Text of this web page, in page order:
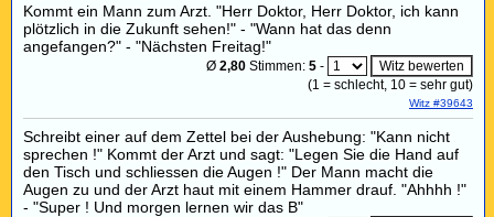
Kommt ein Mann zum Arzt. "Herr Doktor, Herr Doktor, ich kann
plötzlich in die Zukunft sehen!" - "Wann hat das denn
angefangen?" - "Nächsten Freitag!"
Ø 2,80 Stimmen: 5 -
(1 = schlecht, 10 = sehr gut)
Witz #39643
Schreibt einer auf dem Zettel bei der Aushebung: "Kann nicht
sprechen !" Kommt der Arzt und sagt: "Legen Sie die Hand auf
den Tisch und schliessen die Augen !" Der Mann macht die
Augen zu und der Arzt haut mit einem Hammer drauf. "Ahhhh !"
- "Super ! Und morgen lernen wir das B"